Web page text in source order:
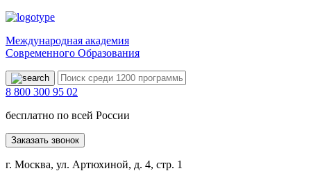
Международная академия
Современного Образования
8 800 300 95 02
бесплатно по всей России
Заказать звонок
г. Москва, ул. Артюхиной, д. 4, стр. 1